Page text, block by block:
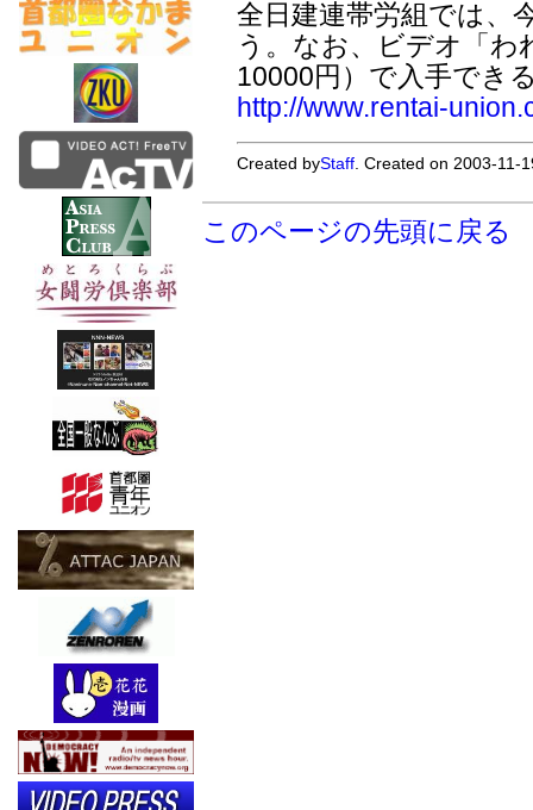
全日建連帯労組では、
う。なお、ビデオ「わ
10000円）で入手で
http://www.rentai-
Created byStaff . Created on 2003-
このページの先頭に戻る